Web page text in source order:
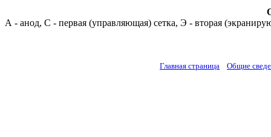
А - анод, С - первая (управляющая) сетка, Э - вторая
Главная страница Общие